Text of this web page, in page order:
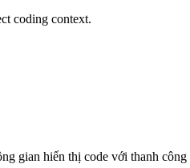
coding context.
gian hiển thị code với thanh công